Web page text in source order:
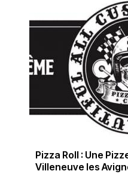
Pizza Roll : Une
Villeneuve les